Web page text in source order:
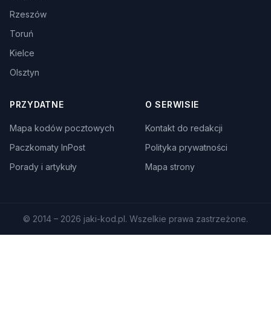
Rzeszów
Toruń
Kielce
Olsztyn
PRZYDATNE
Mapa kodów pocztowych
Paczkomaty InPost
Porady i artykuły
O SERWISIE
Kontakt do redakcji
Polityka prywatności
Mapa strony
© 2014 – 2026 jaki-kod.pl. Wszelkie prawa zastrzeżone.